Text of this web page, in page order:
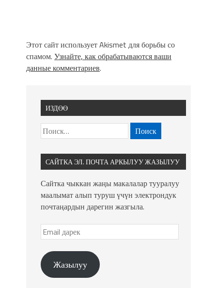
Этот сайт использует Akismet для борьбы со
спамом. Узнайте, как обрабатываются ваши
данные комментариев.
ИЗДӨӨ
САЙТКА ЭЛ. ПОЧТА АРКЫЛУУ ЖАЗЫЛУУ
Сайтка чыккан жаңы макалалар тууралуу
маалымат алып туруш үчүн электрондук
почтаңардын дарегин жазгыла.
Жазылуу